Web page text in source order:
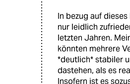
In bezug auf
nur leidlich
letzten Jahren.
könnten mehrere
*deutlich* stabiler
dastehen, als es
Insofern ist es